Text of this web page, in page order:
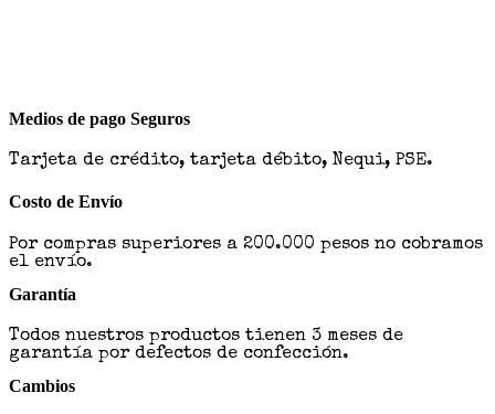
Medios de pago Seguros
Tarjeta de crédito, tarjeta débito, Nequi, PSE.
Costo de Envío
Por compras superiores a 200.000 pesos no cobramos
el envío.
Garantía
Todos nuestros productos tienen 3 meses de
garantía por defectos de confección.
Cambios